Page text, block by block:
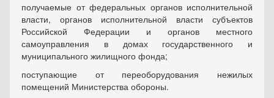
получаемые от федеральных органов исполнительной
власти, органов исполнительной власти субъектов
Российской Федерации и органов местного
самоуправления в домах государственного и
муниципального жилищного фонда;
поступающие от переоборудования нежилых
помещений Министерства обороны.